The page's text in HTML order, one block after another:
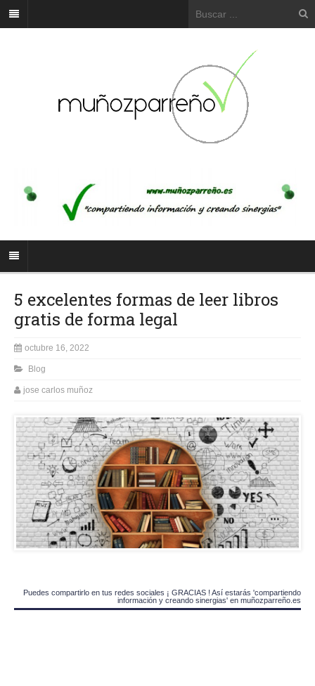
5 excelentes formas de leer libros
gratis de forma legal
octubre 16, 2022
Blog
jose carlos muñoz
Puedes compartirlo en tus redes sociales ¡ GRACIAS ! Así estarás 'compartiendo
información y creando sinergias' en muñozparreño.es